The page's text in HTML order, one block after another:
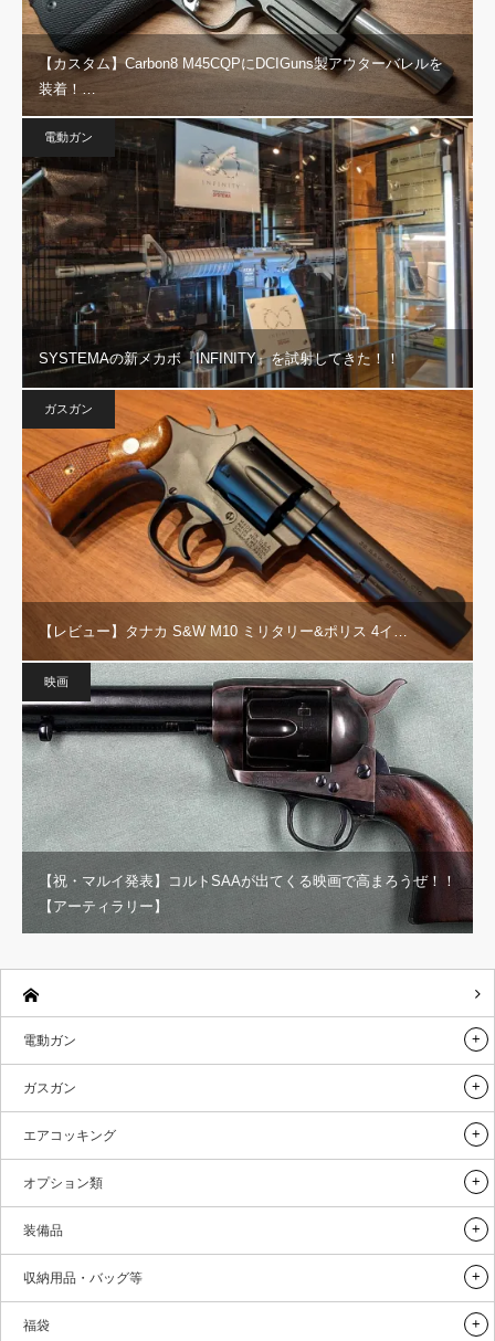
【カスタム】Carbon8 M45CQPにDCIGuns製アウターバレルを
装着！…
電動ガン
SYSTEMAの新メカボ『INFINITY』を試射してきた！！
ガスガン
【レビュー】タナカ S&W M10 ミリタリー&ポリス 4イ…
映画
【祝・マルイ発表】コルトSAAが出てくる映画で高まろうぜ！！
【アーティラリー】
電動ガン
ガスガン
エアコッキング
オプション類
装備品
収納用品・バッグ等
福袋